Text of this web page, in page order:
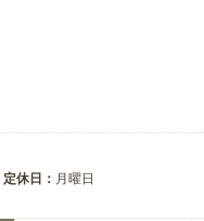
定休日： 月曜日